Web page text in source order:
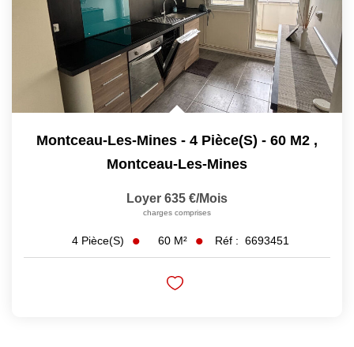
CONTACT
MES ACCÈS
Extranet Gestion
Mon Compte Transaction
Montceau-Les-Mines - 4 Pièce(s) - 60 M2 ,
Montceau-Les-Mines
Loyer 635 €/mois
charges comprises
4 Pièce(s) 60 M² Réf : 6693451